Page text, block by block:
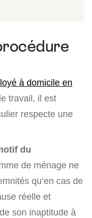
à domicile en
travail, il est
respecte une
du
de ménage ne
qu’en cas de
réelle et
son inaptitude à